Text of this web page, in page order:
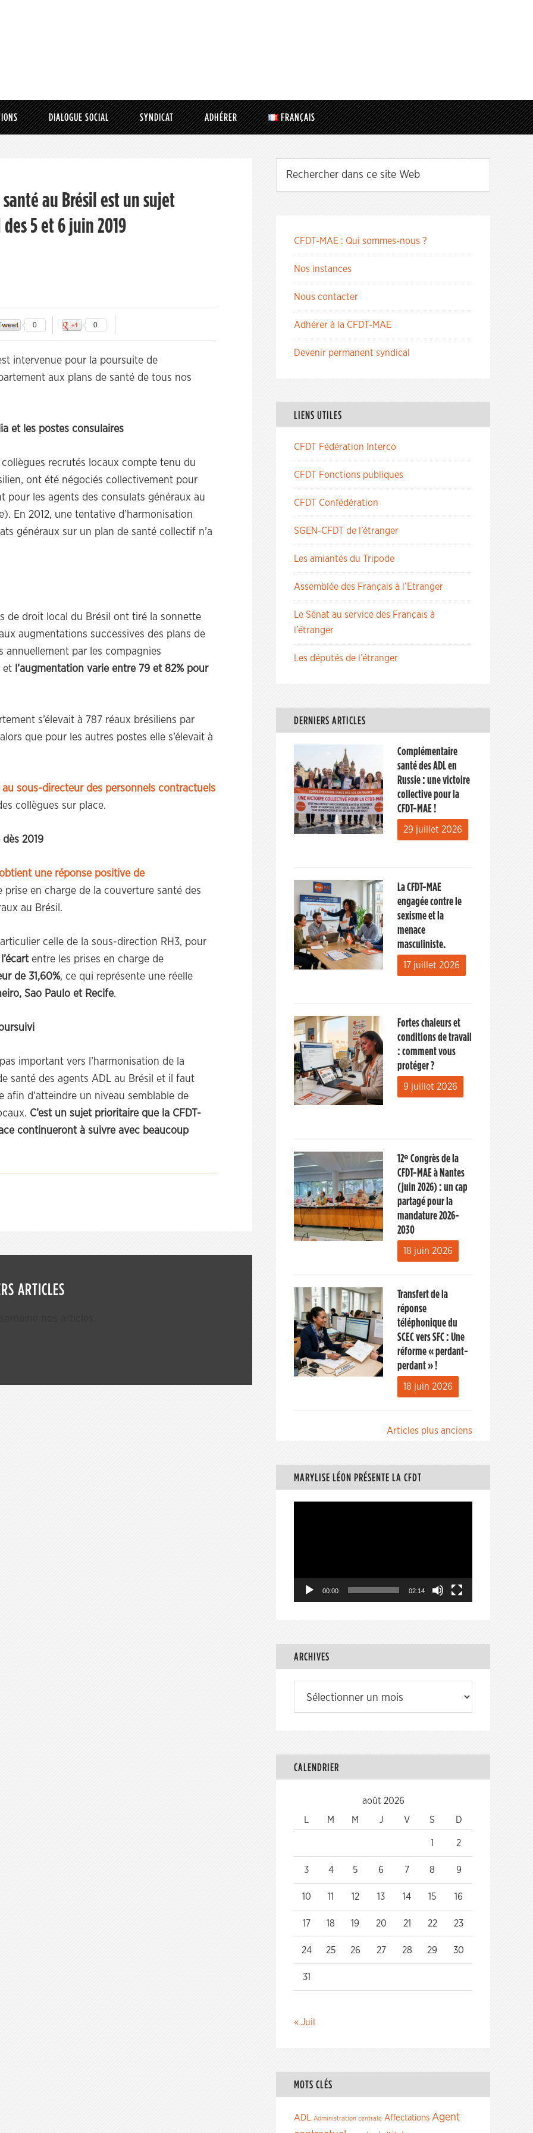
DIALOGUE SOCIAL SYNDICAT ADHÉRER FRANÇAIS
au Brésil est un sujet
5 et 6 juin 2019
0 0
intervenue pour la poursuite de
aux plans de santé de tous nos
et les postes consulaires
recrutés locaux compte tenu du
ont été négociés collectivement pour
pour les agents des consulats généraux au
En 2012, une tentative d’harmonisation
généraux sur un plan de santé collectif n’a
de droit local du Brésil ont tiré la sonnette
augmentations successives des plans de
annuellement par les compagnies
et l’augmentation varie entre 79 et 82% pour
s’élevait à 787 réaux brésiliens par
que pour les autres postes elle s’élevait à
au sous-directeur des personnels contractuels
collègues sur place.
2019
obtient une réponse positive de
prise en charge de la couverture santé des
au Brésil.
celle de la sous-direction RH3, pour
entre les prises en charge de
de 31,60%, ce qui représente une réelle
Sao Paulo et Recife.
important vers l’harmonisation de la
santé des agents ADL au Brésil et il faut
afin d’atteindre un niveau semblable de
C’est un sujet prioritaire que la CFDT-
continueront à suivre avec beaucoup
ARTICLES
CFDT-MAE : Qui sommes-nous ?
Nos instances
Nous contacter
Adhérer à la CFDT-MAE
Devenir permanent syndical
LIENS UTILES
CFDT Fédération Interco
CFDT Fonctions publiques
CFDT Confédération
SGEN-CFDT de l’étranger
Les amiantés du Tripode
Assemblée des Français à l’Etranger
Le Sénat au service des Français à
l’étranger
Les députés de l’étranger
DERNIERS ARTICLES
Complémentaire
santé des ADL en
Russie : une victoire
collective pour la
CFDT-MAE !
29 juillet 2026
La CFDT-MAE
engagée contre le
sexisme et la
menace
masculiniste.
17 juillet 2026
Fortes chaleurs et
conditions de travail
: comment vous
protéger ?
9 juillet 2026
12ᵉ Congrès de la
CFDT-MAE à Nantes
(juin 2026) : un cap
partagé pour la
mandature 2026-
2030
18 juin 2026
Transfert de la
réponse
téléphonique du
SCEC vers SFC : Une
réforme « perdant-
perdant » !
18 juin 2026
articles
Articles plus anciens
MARYLISE LÉON PRÉSENTE LA CFDT
00:00 02:14
ARCHIVES
CALENDRIER
août 2026
M M J V S D
1 2
3 4 5 6 7 8 9
10 11 12 13 14 15 16
17 18 19 20 21 22 23
24 25 26 27 28 29 30
31
« Juil
MOTS CLÉS
ADL Administration centrale Affectations Agent